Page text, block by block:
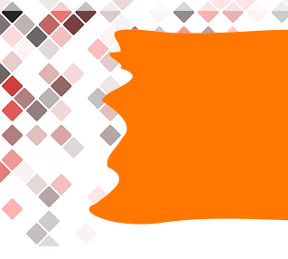
Skip
to
content